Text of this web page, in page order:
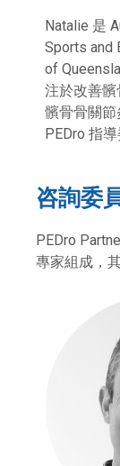
Natalie 是
Sports and
of
注於改善
髕骨骨關
PEDro 指導
咨詢委
PEDro
專家組成，